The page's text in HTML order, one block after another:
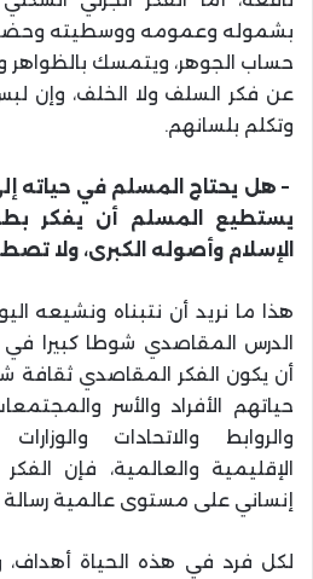
بشموله وعمومه ووسطيته
حساب الجوهر، ويتمسك بالظواهر
عن فكر السلف ولا الخلف، وإن
وتكلم بلسانهم.
– هل يحتاج المسلم في حياته
يستطيع المسلم أن يفكر
الإسلام وأصوله الكبرى، ولا
هذا ما نريد أن نتبناه ونشيعه
الدرس المقاصدي شوطا كبيرا في
أن يكون الفكر المقاصدي ثقافة
حياتهم الأفراد والأسر
والروابط والاتحادات
الإقليمية والعالمية، فإن
إنساني على مستوى عالمية رسالة
لكل فرد في هذه الحياة أهداف،